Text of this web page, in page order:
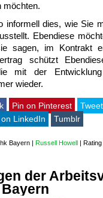
möchten.
informell dies, wie Sie
Ebendiese
sagen, im Kontrakt
schützt
mit der
wieder.
Pin on Pinterest
LinkedIn Tumblr
Bayern Russell Howell
der